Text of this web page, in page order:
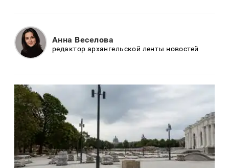
Анна Веселова
редактор архангельской ленты новостей